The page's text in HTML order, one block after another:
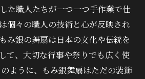
た職人たちが一つ一つ手作業で仕
個々の職人の技術と心が反映され
み銀の舞扇は日本の文化や伝統を
て、大切な行事や祭りでも広く使
ように、もみ銀舞扇はただの装飾